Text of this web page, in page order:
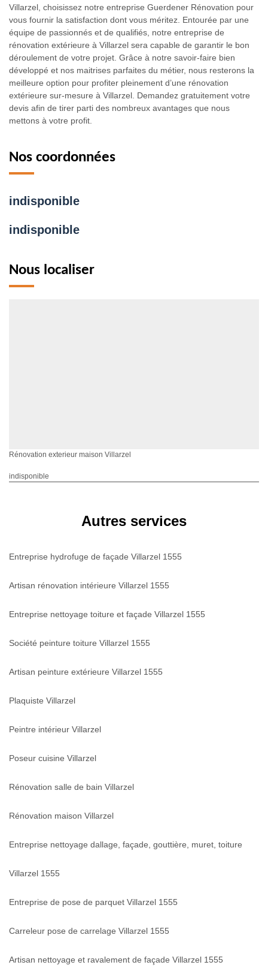
Villarzel, choisissez notre entreprise Guerdener Rénovation pour
vous fournir la satisfaction dont vous méritez. Entourée par une
équipe de passionnés et de qualifiés, notre entreprise de
rénovation extérieure à Villarzel sera capable de garantir le bon
déroulement de votre projet. Grâce à notre savoir-faire bien
développé et nos maitrises parfaites du métier, nous resterons la
meilleure option pour profiter pleinement d’une rénovation
extérieure sur-mesure à Villarzel. Demandez gratuitement votre
devis afin de tirer parti des nombreux avantages que nous
mettons à votre profit.
Nos coordonnées
indisponible
indisponible
Nous localiser
Rénovation exterieur maison Villarzel
indisponible
Autres services
Entreprise hydrofuge de façade Villarzel 1555
Artisan rénovation intérieure Villarzel 1555
Entreprise nettoyage toiture et façade Villarzel 1555
Société peinture toiture Villarzel 1555
Artisan peinture extérieure Villarzel 1555
Plaquiste Villarzel
Peintre intérieur Villarzel
Poseur cuisine Villarzel
Rénovation salle de bain Villarzel
Rénovation maison Villarzel
Entreprise nettoyage dallage, façade, gouttière, muret, toiture
Villarzel 1555
Entreprise de pose de parquet Villarzel 1555
Carreleur pose de carrelage Villarzel 1555
Artisan nettoyage et ravalement de façade Villarzel 1555